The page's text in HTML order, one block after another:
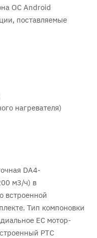
ОС Android
поставляемые
нагревателя)
DA4-
м3/ч) в
встроенной
Тип компоновки
ЕC мотор-
PTC